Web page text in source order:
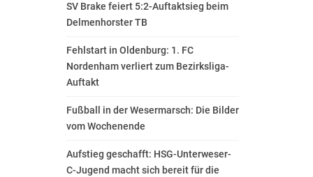
SV Brake feiert 5:2-Auftaktsieg beim
Delmenhorster TB
Fehlstart in Oldenburg: 1. FC
Nordenham verliert zum Bezirksliga-
Auftakt
Fußball in der Wesermarsch: Die Bilder
vom Wochenende
Aufstieg geschafft: HSG-Unterweser-
C-Jugend macht sich bereit für die